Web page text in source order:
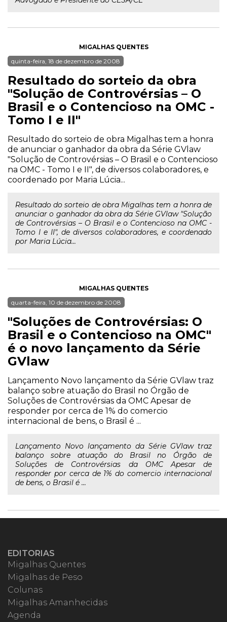
MIGALHAS QUENTES
quinta-feira, 18 de dezembro de 2008
Resultado do sorteio da obra
"Solução de Controvérsias – O
Brasil e o Contencioso na OMC -
Tomo I e II"
Resultado do sorteio de obra Migalhas tem a honra
de anunciar o ganhador da obra da Série GVlaw
"Solução de Controvérsias – O Brasil e o Contencioso
na OMC - Tomo I e II", de diversos colaboradores, e
coordenado por Maria Lúcia...
Resultado do sorteio de obra Migalhas tem a honra de
anunciar o ganhador da obra da Série GVlaw "Solução
de Controvérsias – O Brasil e o Contencioso na OMC -
Tomo I e II", de diversos colaboradores, e coordenado
por Maria Lúcia...
MIGALHAS QUENTES
quarta-feira, 10 de dezembro de 2008
"Soluções de Controvérsias: O
Brasil e o Contencioso na OMC"
é o novo lançamento da Série
GVlaw
Lançamento Novo lançamento da Série GVlaw traz
balanço sobre atuação do Brasil no Órgão de
Soluções de Controvérsias da OMC Apesar de
responder por cerca de 1% do comercio
internacional de bens, o Brasil é ...
Lançamento Novo lançamento da Série GVlaw traz
balanço sobre atuação do Brasil no Órgão de
Soluções de Controvérsias da OMC Apesar de
responder por cerca de 1% do comercio internacional
de bens, o Brasil é ...
EDITORIAS
Migalhas Quentes
Migalhas de Peso
Colunas
Migalhas Amanhecidas
Agenda